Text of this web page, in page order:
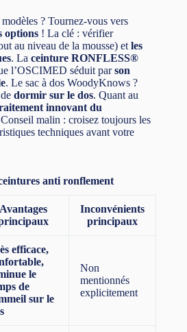
? Tournez-vous vers
options ! La clé : vérifier
au niveau de la mousse) et les
. La ceinture RONFLESS®
l’OSCIMED séduit parson
. Le sac à dos WoodyKnows ?
dormir sur le dos. Quant au
innovant du
malin : croisez toujours les
techniques avant votre
anti ronflement
Avantages
Inconvénients
principaux
efficace,
le
de
sur le
Non
mentionnés
explicitement